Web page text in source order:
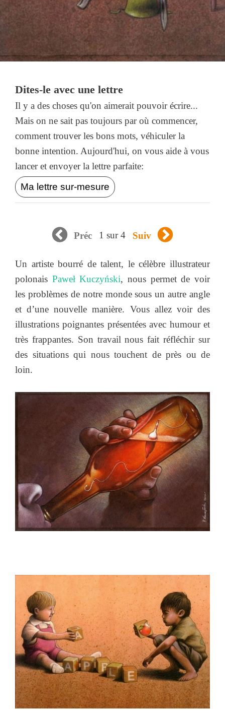
Dites-le avec une lettre
Il y a des choses qu'on aimerait pouvoir écrire...
Mais on ne sait pas toujours par où commencer,
comment trouver les bons mots, véhiculer la
bonne intention. Aujourd'hui, on vous aide à vous
lancer et envoyer la lettre parfaite:
Ma lettre sur-mesure
Préc 1 sur 4 Suiv
Un artiste bourré de talent, le célèbre illustrateur
polonais Paweł Kuczyński, nous permet de voir
les problèmes de notre monde sous un autre angle
et d’une nouvelle manière. Vous allez voir des
illustrations poignantes présentées avec humour et
très frappantes. Son travail nous fait réfléchir sur
des situations qui nous touchent de près ou de
loin.